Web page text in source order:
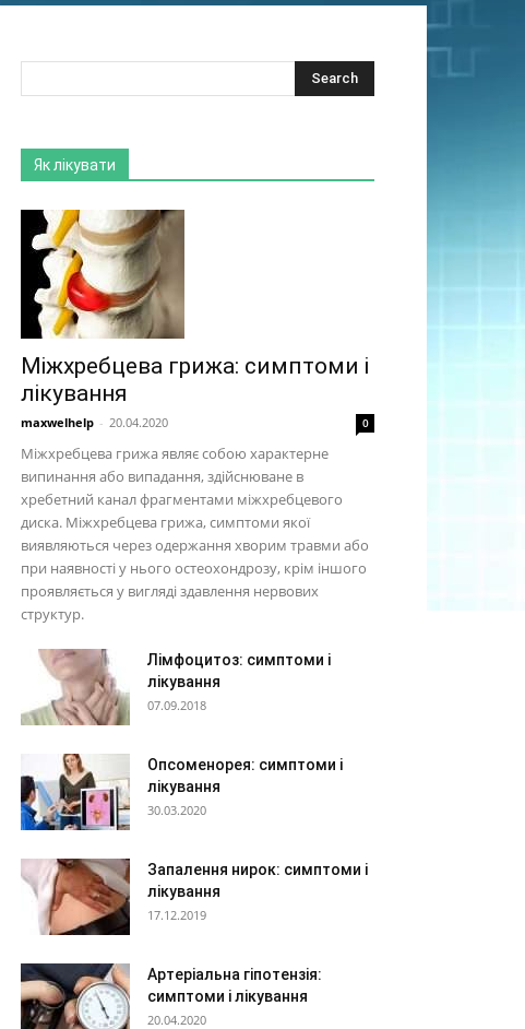
Як лікувати
Міжхребцева грижа: симптоми і
лікування
maxwelhelp - 20.04.2020 0
Міжхребцева грижа являє собою характерне
випинання або випадання, здійснюване в
хребетний канал фрагментами міжхребцевого
диска. Міжхребцева грижа, симптоми якої
виявляються через одержання хворим травми або
при наявності у нього остеохондрозу, крім іншого
проявляється у вигляді здавлення нервових
структур.
Лімфоцитоз: симптоми і
лікування
07.09.2018
Опсоменорея: симптоми і
лікування
30.03.2020
Запалення нирок: симптоми і
лікування
17.12.2019
Артеріальна гіпотензія:
симптоми і лікування
20.04.2020